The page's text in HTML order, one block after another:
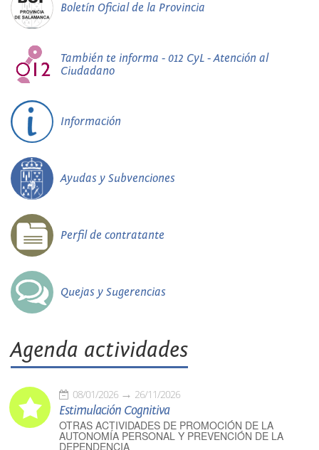
Boletín Oficial de la Provincia
También te informa - 012 CyL - Atención al
Ciudadano
Información
Ayudas y Subvenciones
Perfil de contratante
Quejas y Sugerencias
Agenda actividades
08/01/2026 26/11/2026
Estimulación Cognitiva
OTRAS ACTIVIDADES DE PROMOCIÓN DE LA
AUTONOMÍA PERSONAL Y PREVENCIÓN DE LA
DEPENDENCIA